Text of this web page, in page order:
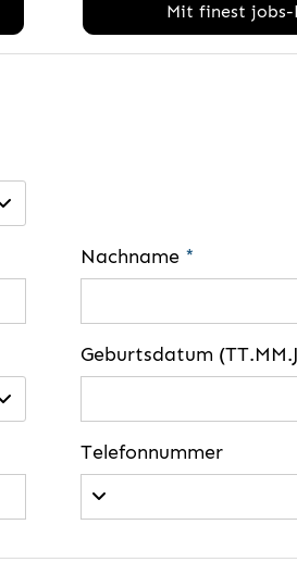
Mit finest
Nachname *
Geburtsdatum
Telefonnummer